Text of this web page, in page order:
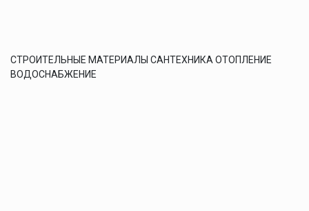
СТРОИТЕЛЬНЫЕ МАТЕРИАЛЫ САНТЕХНИКА ОТОПЛЕНИЕ
ВОДОСНАБЖЕНИЕ